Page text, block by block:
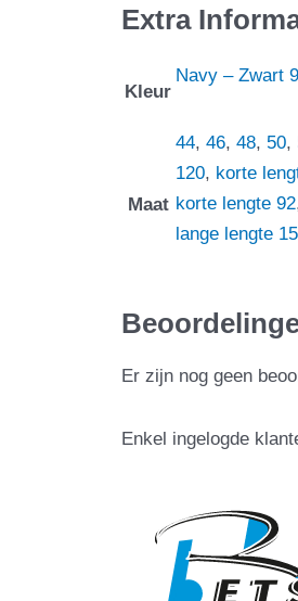
Extra
Kleur
Navy – Zwart
Maat
44, 46, 48, 50,
120, korte
korte lengte 92
lange lengte
Er zijn nog geen
Enkel ingelogde